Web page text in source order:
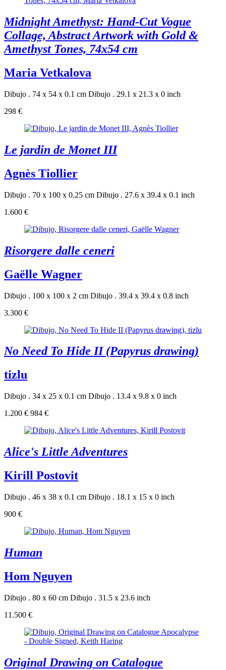
Midnight Amethyst: Hand-Cut Vogue
Collage, Abstract Artwork with Gold &
Amethyst Tones, 74x54 cm
Maria Vetkalova
Dibujo . 74 x 54 x 0.1 cm Dibujo . 29.1 x 21.3 x 0 inch
298 €
Le jardin de Monet III
Agnès Tiollier
Dibujo . 70 x 100 x 0.25 cm Dibujo . 27.6 x 39.4 x 0.1 inch
1.600 €
Risorgere dalle ceneri
Gaëlle Wagner
Dibujo . 100 x 100 x 2 cm Dibujo . 39.4 x 39.4 x 0.8 inch
3.300 €
No Need To Hide II (Papyrus drawing)
tizlu
Dibujo . 34 x 25 x 0.1 cm Dibujo . 13.4 x 9.8 x 0 inch
1.200 € 984 €
Alice's Little Adventures
Kirill Postovit
Dibujo . 46 x 38 x 0.1 cm Dibujo . 18.1 x 15 x 0 inch
900 €
Human
Hom Nguyen
Dibujo . 80 x 60 cm Dibujo . 31.5 x 23.6 inch
11.500 €
Original Drawing on Catalogue